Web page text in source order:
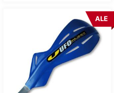
ALE